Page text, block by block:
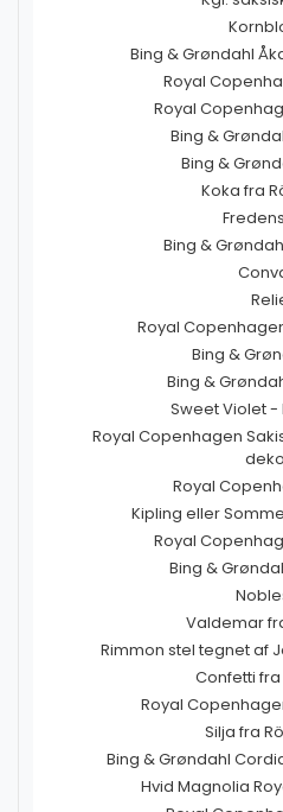
Bing & Grøndahl
Royal
Royal
Bing &
Bing &
Koka fra
Bing &
Royal
Bing &
Bing &
Sweet Violet -
Royal Copenhagen
Royal
Kipling eller
Royal
Bing &
Valdemar
Rimmon stel tegnet af
Confetti
Royal
Silja fra
Bing & Grøndahl
Hvid Magnolia